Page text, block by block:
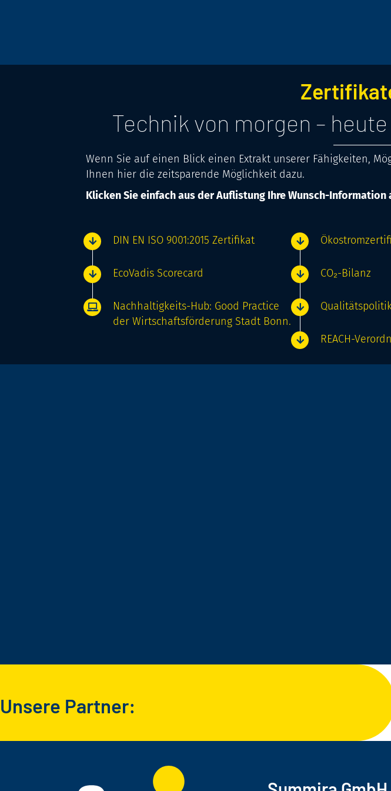
Technik von morgen –
Wenn Sie auf einen Blick einen Extrakt unserer Fähigkeiten,
Ihnen hier die zeitsparende Möglichkeit dazu.
Klicken Sie einfach aus der Auflistung Ihre Wunsch-Information
DIN EN ISO 9001:2015 Zertifikat
EcoVadis Scorecard
Nachhaltigkeits-Hub: Good Practice
der Wirtschaftsförderung Stadt Bonn.
CO₂-­Bilanz
REACH-
Unsere Partner: